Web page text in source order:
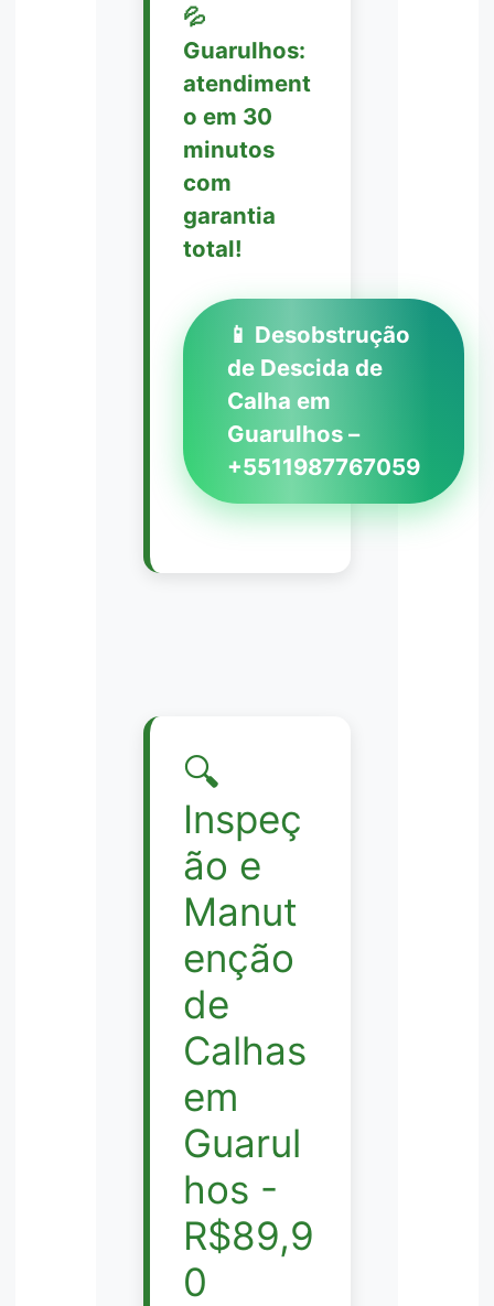
💦
Guarulhos:
atendiment
o em 30
minutos
com
garantia
total!
📱 Desobstrução
de Descida de
Calha em
Guarulhos –
+5511987767059
🔍
Inspeç
ão e
Manut
enção
de
Calhas
em
Guarul
hos -
R$89,9
0